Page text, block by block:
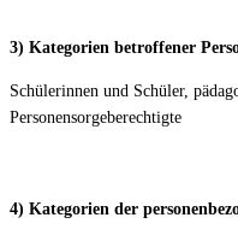
3) Kategorien betroffener
Schülerinnen und Schüler,
Personensorgeberechtigte
4) Kategorien der